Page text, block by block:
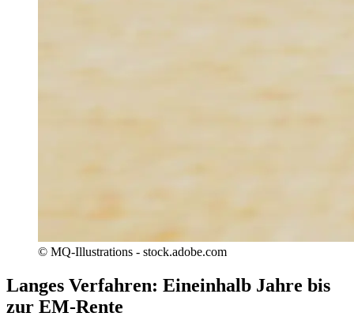
© MQ-Illustrations - stock.adobe.com
Langes Verfahren: Eineinhalb Jahre bis
zur EM-Rente